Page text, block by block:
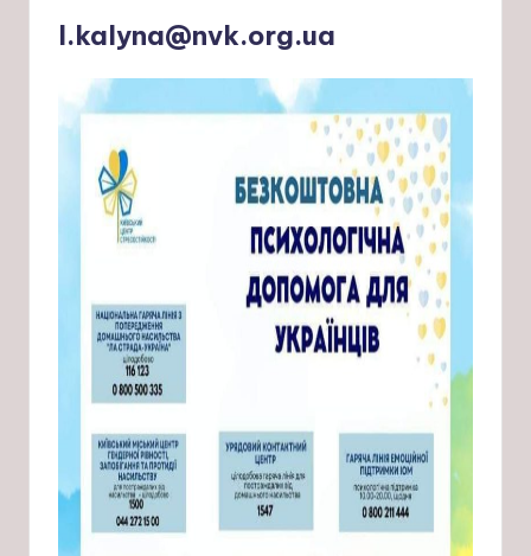
l.kalyna@nvk.org.ua